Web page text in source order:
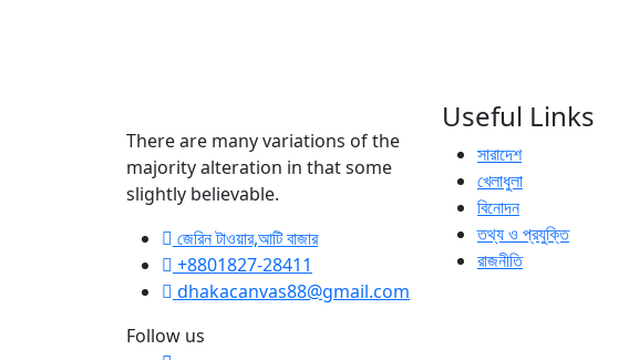
There are many variations of the
majority alteration in that some
slightly believable.
জেরিন টাওয়ার,আটি বাজার
+8801827-28411
dhakacanvas88@gmail.com
Follow us
Useful Links
সারাদেশ
খেলাধুলা
বিনোদন
তথ্য ও প্রযুক্তি
রাজনীতি